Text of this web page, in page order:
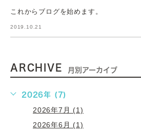
これからブログを始めます。
2019.10.21
ARCHIVE 月別アーカイブ
2026年 (7)
2026年7月 (1)
2026年6月 (1)